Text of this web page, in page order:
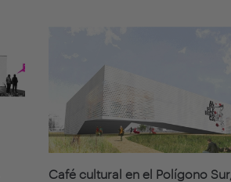
Café cultural en el Polígono Sur,